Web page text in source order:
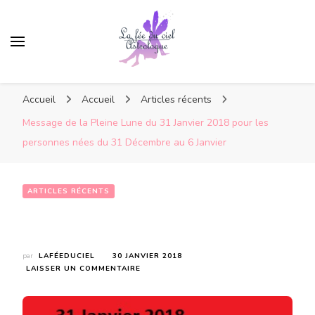
Accueil Accueil
Articles récents
Message de la Pleine Lune du 31 Janvier 2018 pour les
personnes nées du 31 Décembre au 6 Janvier
ARTICLES RÉCENTS
par LAFÉEDUCIEL
30 JANVIER 2018
LAISSER UN COMMENTAIRE